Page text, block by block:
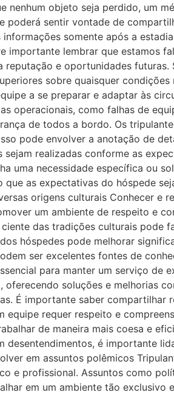
nenhum objeto seja perdido, um
poderá sentir vontade de
somente após a
importante lembrar que estamos
e oportunidades
sobre quaisquer
a se preparar e adaptar às
operacionais, como falhas de
de todos a bordo. Os
pode envolver a anotação de
realizadas conforme as
uma necessidade específica ou
as expectativas do hóspede
origens culturais Conhecer e
um ambiente de respeito e
das tradições culturais pode
hóspedes pode melhorar
ser excelentes fontes de
para manter um serviço de
soluções e melhorias
É importante saber compartilhar
equipe requer respeito e
de maneira mais coesa e
desentendimentos, é importante
em assuntos polêmicos
e profissional. Assuntos como
em um ambiente tão